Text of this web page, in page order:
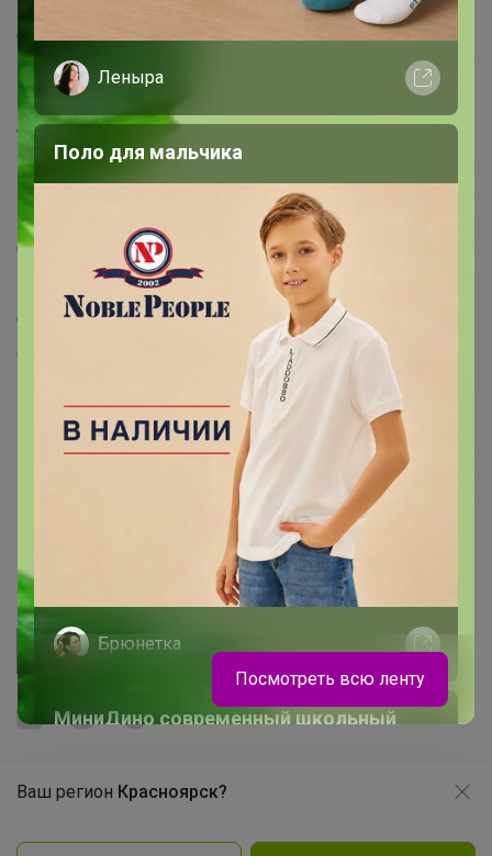
Ваш регион Красноярск?
О нас
Все предложения
Анонсы
Новости
Поддержка альпак
Самое выгодное
Хиты продаж
Самое желанное
Самое быстрое
Начать зарабатывать с 24-ok
Picabox.ru - Лучшее место для ваших изображений
Розыгрыш - Генератор случайных чисел
Пульс нашего маркетплейса
Политика конфиденциальности
Леныра
Поло для мальчика
Брюнетка
МиниДино современный школьный
Посмотреть всю ленту
Продолжая использовать этот сайт и нажимая кнопку